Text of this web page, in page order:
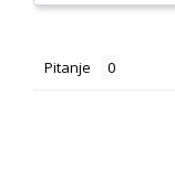
Pitanje